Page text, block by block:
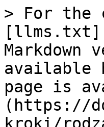
> For the
Markdown
available
page is
(https://